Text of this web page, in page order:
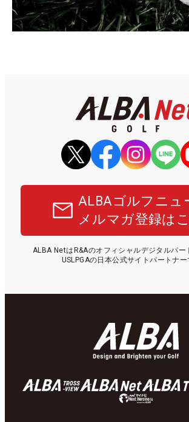
ALBAゴルフニュ
メルマガ登録は
ALBA NetはR&Aのオフィシャルデジタルパー
USLPGAの日本公式サイトパートナー